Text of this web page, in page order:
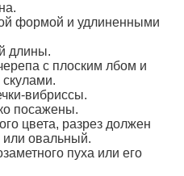
формой и удлиненными
длины.
с плоским лбом и
вибриссы.
посажены.
цвета, разрез должен
овальный.
пуха или его